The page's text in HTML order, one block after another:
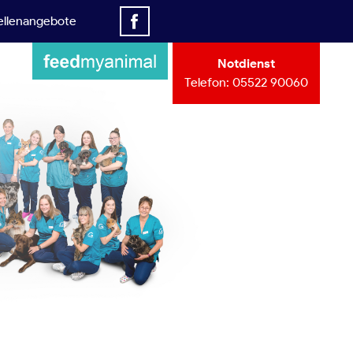
Notdienst
Telefon: 05522 90060